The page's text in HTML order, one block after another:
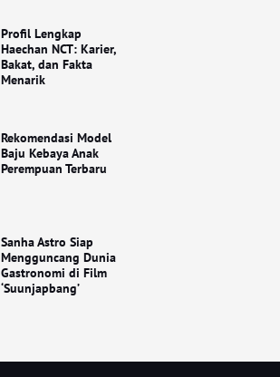
Profil Lengkap
Haechan NCT: Karier,
Bakat, dan Fakta
Menarik
Rekomendasi Model
Baju Kebaya Anak
Perempuan Terbaru
Sanha Astro Siap
Mengguncang Dunia
Gastronomi di Film
‘Suunjapbang’